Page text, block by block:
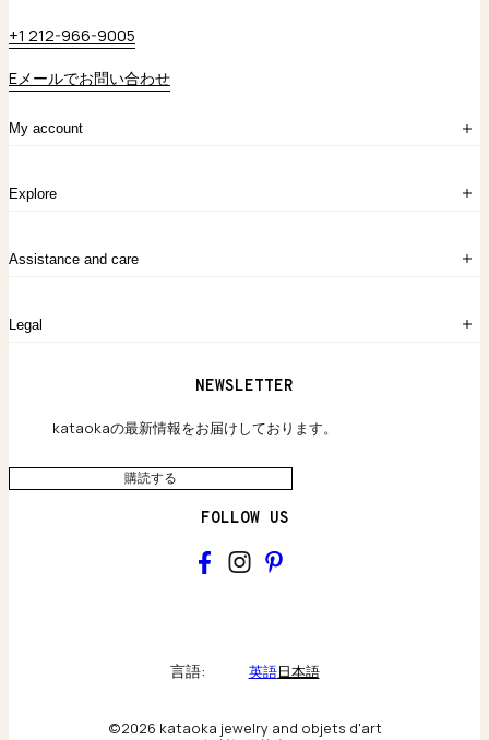
My account
アカウント作成
お問い合わせ
Explore
kataokaについて
Chronicles
Assistance and care
Legal
アクセシビリティ方針
+1 212-966-9005
Eメールでお問い合わせ
NEWSLETTER
kataokaの最新情報をお届けしております。
購読する
FOLLOW US
アトリエの記録
言語: 英語日本語
©2026 kataoka jewelry and objets d'art